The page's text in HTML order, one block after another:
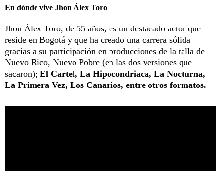
En dónde vive Jhon Álex Toro
Jhon Álex Toro, de 55 años, es un destacado actor que
reside en Bogotá y que ha creado una carrera sólida
gracias a su participación en producciones de la talla de
Nuevo Rico, Nuevo Pobre (en las dos versiones que
sacaron); El Cartel, La Hipocondriaca, La Nocturna,
La Primera Vez, Los Canarios, entre otros formatos.